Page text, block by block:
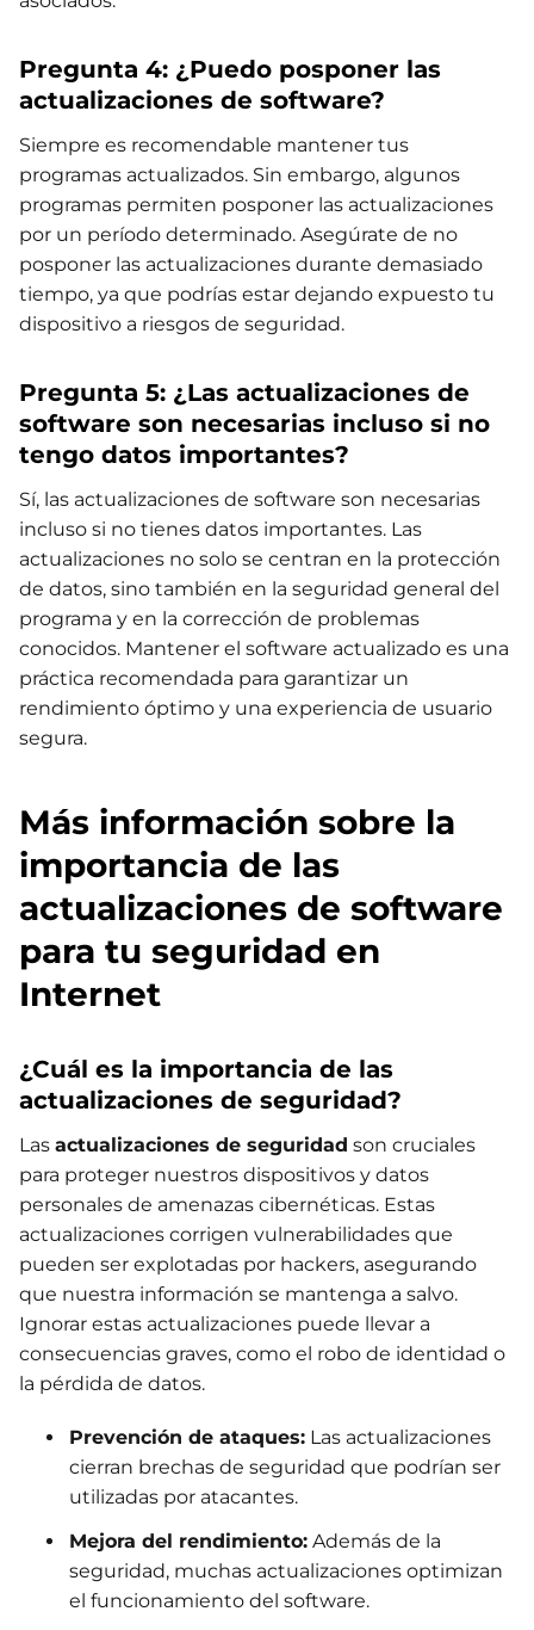
Pregunta 4: ¿Puedo posponer las
actualizaciones de software?
Siempre es recomendable mantener tus
programas actualizados. Sin embargo, algunos
programas permiten posponer las actualizaciones
por un período determinado. Asegúrate de no
posponer las actualizaciones durante demasiado
tiempo, ya que podrías estar dejando expuesto tu
dispositivo a riesgos de seguridad.
Pregunta 5: ¿Las actualizaciones de
software son necesarias incluso si no
tengo datos importantes?
Sí, las actualizaciones de software son necesarias
incluso si no tienes datos importantes. Las
actualizaciones no solo se centran en la protección
de datos, sino también en la seguridad general del
programa y en la corrección de problemas
conocidos. Mantener el software actualizado es una
práctica recomendada para garantizar un
rendimiento óptimo y una experiencia de usuario
segura.
Más información sobre la
importancia de las
actualizaciones de software
para tu seguridad en
Internet
¿Cuál es la importancia de las
actualizaciones de seguridad?
Las actualizaciones de seguridad son cruciales
para proteger nuestros dispositivos y datos
personales de amenazas cibernéticas. Estas
actualizaciones corrigen vulnerabilidades que
pueden ser explotadas por hackers, asegurando
que nuestra información se mantenga a salvo.
Ignorar estas actualizaciones puede llevar a
consecuencias graves, como el robo de identidad o
la pérdida de datos.
Prevención de ataques: Las actualizaciones
cierran brechas de seguridad que podrían ser
utilizadas por atacantes.
Mejora del rendimiento: Además de la
seguridad, muchas actualizaciones optimizan
el funcionamiento del software.